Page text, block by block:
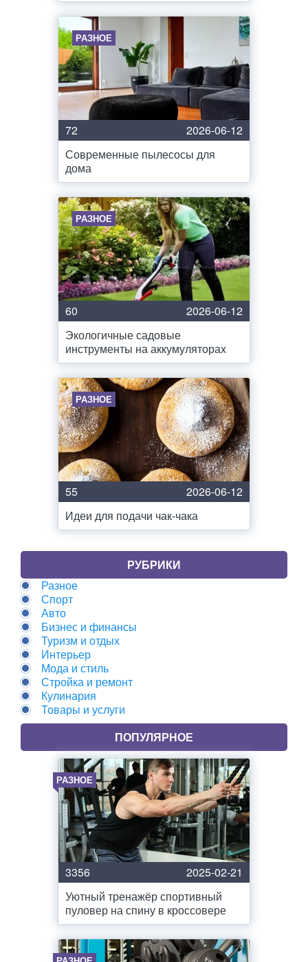
РАЗНОЕ
72
2026-06-12
Современные пылесосы для
дома
РАЗНОЕ
60
2026-06-12
Экологичные садовые
инструменты на аккумуляторах
РАЗНОЕ
55
2026-06-12
Идеи для подачи чак-чака
РУБРИКИ
Разное
Спорт
Авто
Бизнес и финансы
Туризм и отдых
Интерьер
Мода и стиль
Стройка и ремонт
Кулинария
Товары и услуги
ПОПУЛЯРНОЕ
РАЗНОЕ
3356
2025-02-21
Уютный тренажёр спортивный
пуловер на спину в кроссовере